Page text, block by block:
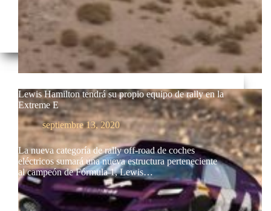
Lewis Hamilton tendrá su propio equipo de rally en la
Extreme E
septiembre 13, 2020
La nueva categoría de rally off-road de coches
eléctricos sumará una nueva estructura perteneciente
al campeón de Fórmula 1, Lewis…